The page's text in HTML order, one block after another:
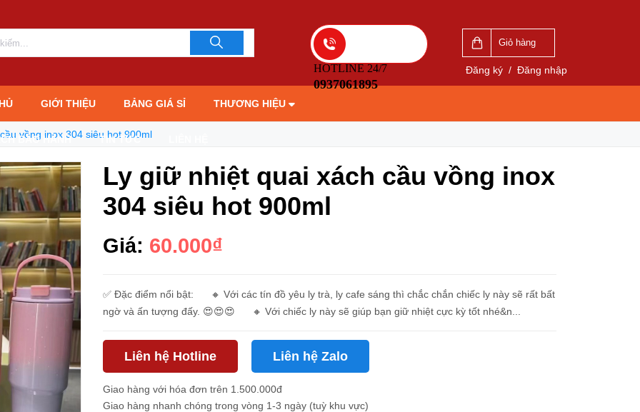
HOTLINE 24/7
0937061895
Giỏ hàng
Đăng ký / Đăng nhập
GIỚI THIỆU BẢNG GIÁ SỈ THƯƠNG HIỆU
BẢO HÀNH TIN TỨC
vồng inox 304 siêu hot 900ml
Ly giữ nhiệt quai xách cầu vồng inox
304 siêu hot 900ml
Giá: 60.000₫
✅ Đặc điểm nổi bật: 🔸 Với các tín đồ yêu ly trà, ly cafe sáng thì chắc chắn chiếc ly này sẽ rất bất
ngờ và ấn tượng đấy. 😍😍😍 🔸 Với chiếc ly này sẽ giúp bạn giữ nhiệt cực kỳ tốt nhé&n...
Liên hệ Hotline Liên hệ Zalo
Giao hàng với hóa đơn trên 1.500.000đ
Giao hàng nhanh chóng trong vòng 1-3 ngày (tuỳ khu vực)
0937061895 0937061895